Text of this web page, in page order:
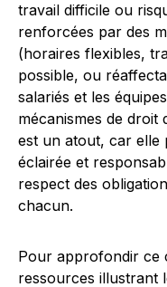
travail difficile ou
renforcées par des
(horaires flexibles,
possible, ou
salariés et les
mécanismes de droit
est un atout, car elle
éclairée et
respect des
chacun.
Pour approfondir ce
ressources illustrant